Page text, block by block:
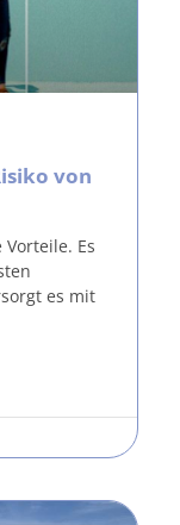
von
Es
es mit